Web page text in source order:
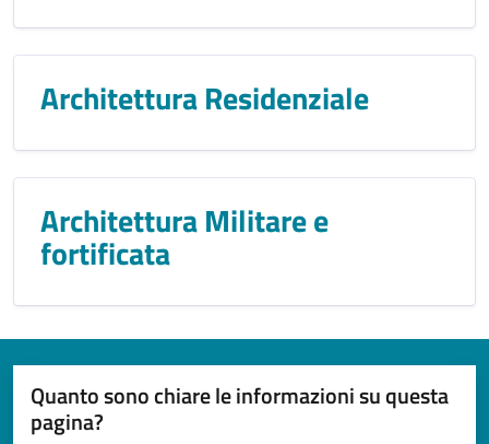
Architettura Residenziale
Architettura Militare e
fortificata
Quanto sono chiare le informazioni su questa
pagina?